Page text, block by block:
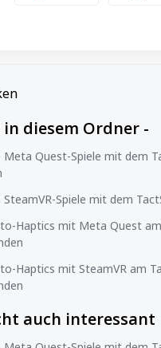
diesem Ordner -
Meta Quest-Spiele mit dem
Spiele mit dem
Haptics mit Meta Quest
Haptics mit SteamVR am
auch interessant